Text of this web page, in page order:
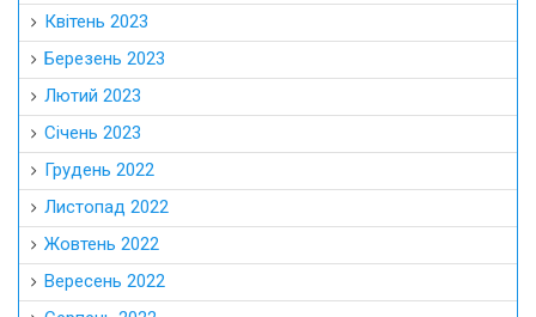
Квітень 2023
Березень 2023
Лютий 2023
Січень 2023
Грудень 2022
Листопад 2022
Жовтень 2022
Вересень 2022